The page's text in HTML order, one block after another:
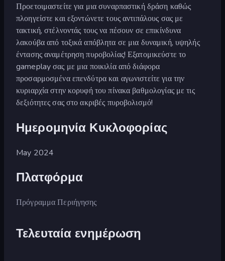
Προετοιμαστείτε για μια συναρπαστική δράση καθώς
πλοηγείστε και εξοντώνετε τους αντιπάλους σας με
τακτική, στέλνοντάς τους να πέσουν σε επικίνδυνα
λακούβα από τοξικά απόβλητα σε μια δυναμική, υψηλής
έντασης αναμέτρηση πυροβολίας! Εξατομικεύστε το
gameplay σας με μια ποικιλία από διάφορα
προσαρμοσμένα επενδύτρα και αγωνιστείτε για την
κυριαρχία στην κορυφή του πίνακα βαθμολογίας με τις
δεξιότητες σας στο ακριβές πυροβολισμό!
Ημερομηνία Κυκλοφορίας
May 2024
Πλατφόρμα
Πρόγραμμα Περιήγησης
Τελευταία ενημέρωση